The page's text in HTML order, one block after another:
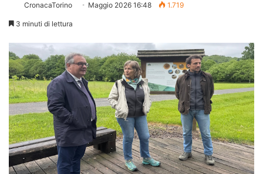
CronacaTorino Maggio 2026 16:48 1.719
3 minuti di lettura